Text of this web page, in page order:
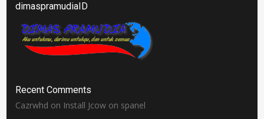
dimaspramudiaID
Recent Comments
Cazrwhd on Install Jcow on spanel